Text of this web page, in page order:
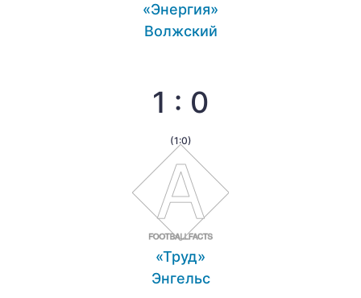
«Энергия»
Волжский
1 : 0
(1:0)
«Труд»
Энгельс